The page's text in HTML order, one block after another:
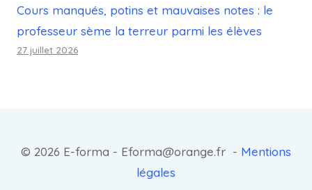
Cours manqués, potins et mauvaises notes : le
professeur sème la terreur parmi les élèves
27 juillet 2026
© 2026 E-forma - Eforma@orange.fr - Mentions
légales